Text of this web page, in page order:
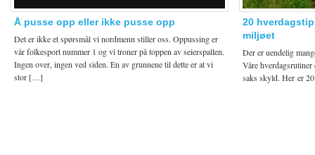
Å pusse opp eller ikke pusse opp
Det er ikke et spørsmål vi nordmenn stiller oss. Oppussing er
vår folkesport nummer 1 og vi troner på toppen av seierspallen.
Ingen over, ingen ved siden. En av grunnene til dette er at vi
stor […]
20
miljøet
Der er uendelig
Våre hverdagsrutiner
saks skyld. Her er